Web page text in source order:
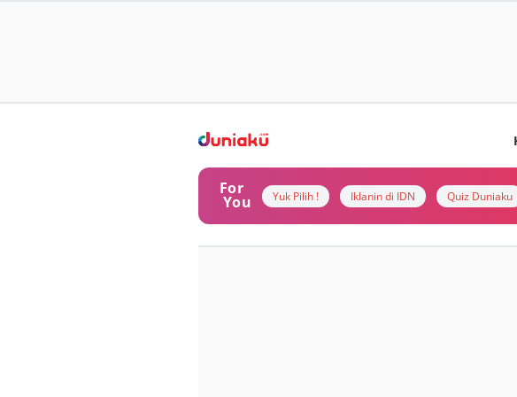
For
You Yuk Pilih ! Iklanin di IDN Quiz Duniaku